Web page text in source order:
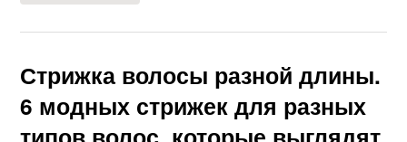
Стрижка волосы разной длины.
6 модных стрижек для разных